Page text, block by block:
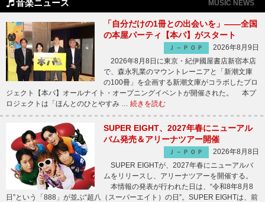
音楽ニュース MUSIC NEWS
「自分だけの1冊との出会いを」――全国
の本屋パーティ【本パ】がスタート
Ｊ－ＰＯＰ
2026年8月9日
2026年8月8日に東京・紀伊國屋書店新宿本店
で、森永乳業のマウントレーニアと「新潮文庫
の100冊」を企画する新潮文庫がコラボしたプロ
ジェクト【本パ】オールナイト・オープニングイベントが開催された。 本プ
ロジェクトは「ほんとのひとやすみ … 続きを読む
SUPER EIGHT、2027年春にニューアル
バム発売＆アリーナツアー開催
Ｊ－ＰＯＰ
2026年8月8日
SUPER EIGHTが、2027年春にニューアルバ
ムをリリースし、アリーナツアーを開催する。
本情報の発表が行われた日は、“令和8年8月8
日”という「888」が並ぶ“超八（スーパーエイト）の日”。SUPER EIGHTは、前